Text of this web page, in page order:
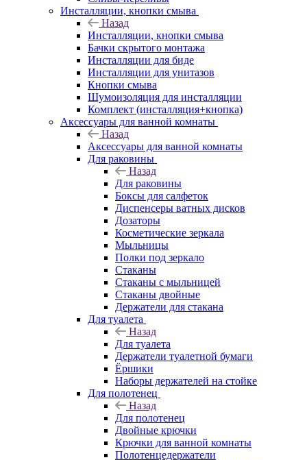
Инсталляции, кнопки смыва
Назад
Инсталляции, кнопки смыва
Бачки скрытого монтажа
Инсталляции для биде
Инсталляции для унитазов
Кнопки смыва
Шумоизоляция для инсталляции
Комплект (инсталляция+кнопка)
Аксессуары для ванной комнаты
Назад
Аксессуары для ванной комнаты
Для раковины
Назад
Для раковины
Боксы для салфеток
Диспенсеры ватных дисков
Дозаторы
Косметические зеркала
Мыльницы
Полки под зеркало
Стаканы
Стаканы с мыльницей
Стаканы двойные
Держатели для стакана
Для туалета
Назад
Для туалета
Держатели туалетной бумаги
Ёршики
Наборы держателей на стойке
Для полотенец
Назад
Для полотенец
Двойные крючки
Крючки для ванной комнаты
Полотенцедержатели